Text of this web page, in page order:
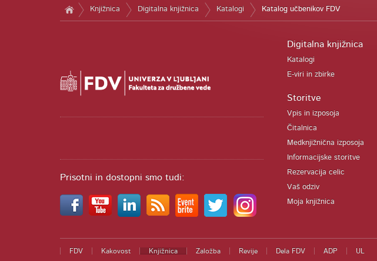
Knjižnica Digitalna knjižnica Katalogi Katalog učbenikov FDV
Prisotni in dostopni smo tudi:
Digitalna knjižnica
Katalogi
E-viri in zbirke
Storitve
Vpis in izposoja
Čitalnica
Medknjižnična izposoja
Informacijske storitve
Rezervacija celic
Vaš odziv
Moja knjižnica
FDV Kakovost Knjižnica Založba Revije Dela FDV ADP UL